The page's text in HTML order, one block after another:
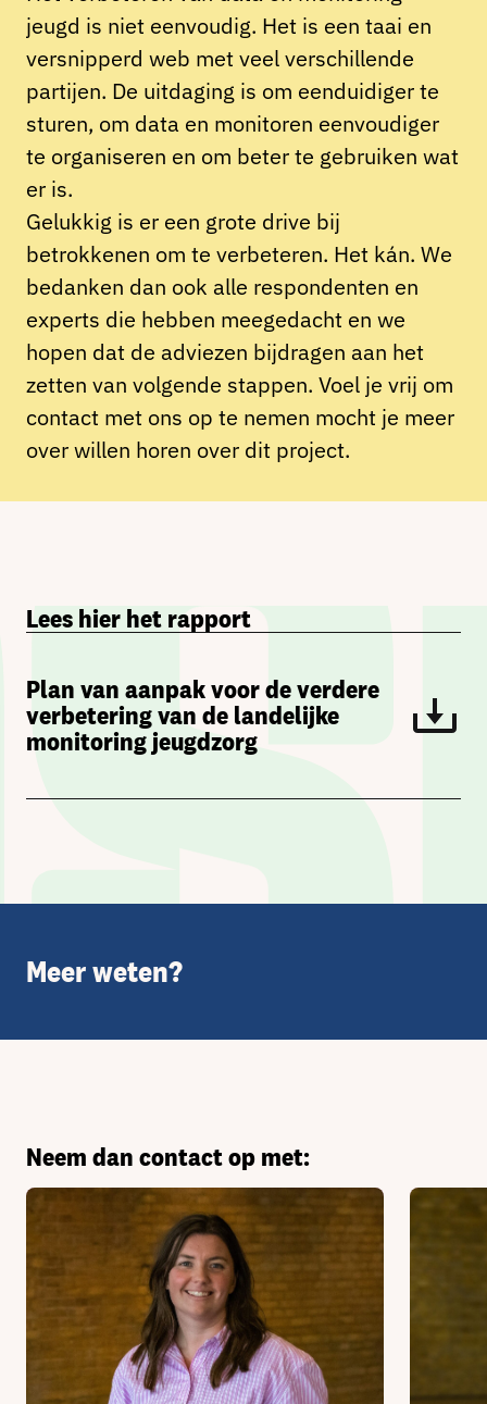
jeugd is niet eenvoudig. Het is een taai en
versnipperd web met veel verschillende
partijen. De uitdaging is om eenduidiger te
sturen, om data en monitoren eenvoudiger
te organiseren en om beter te gebruiken wat
er is.
Gelukkig is er een grote drive bij
betrokkenen om te verbeteren. Het kán. We
bedanken dan ook alle respondenten en
experts die hebben meegedacht en we
hopen dat de adviezen bijdragen aan het
zetten van volgende stappen. Voel je vrij om
contact met ons op te nemen mocht je meer
over willen horen over dit project.
Lees hier het rapport
Plan van aanpak voor de verdere
verbetering van de landelijke
monitoring jeugdzorg
Meer weten?
Neem dan contact op met: